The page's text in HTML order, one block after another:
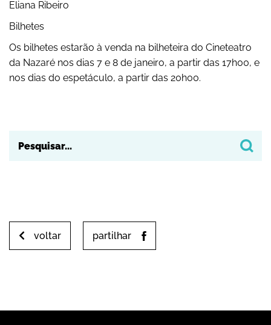
Eliana Ribeiro
Bilhetes
Os bilhetes estarão à venda na bilheteira do Cineteatro
da Nazaré nos dias 7 e 8 de janeiro, a partir das 17h00, e
nos dias do espetáculo, a partir das 20h00.
voltar partilhar